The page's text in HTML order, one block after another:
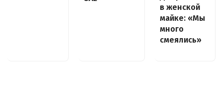
в женской
майке: «Мы
много
смеялись»